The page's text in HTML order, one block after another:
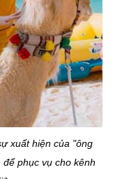
xuất hiện của "ông
phục vụ cho kênh